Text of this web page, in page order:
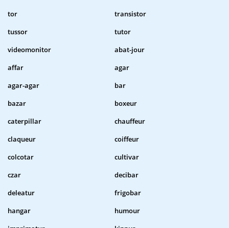
tor
transistor
tussor
tutor
videomonitor
abat-jour
affar
agar
agar-agar
bar
bazar
boxeur
caterpillar
chauffeur
claqueur
coiffeur
colcotar
cultivar
czar
decibar
deleatur
frigobar
hangar
humour